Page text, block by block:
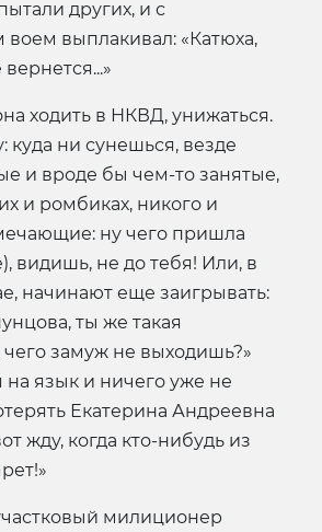
других, и с
выплакивал: «Катюха,
ходить в НКВД, унижаться.
куда ни сунешься, везде
и вроде бы чем-то занятые,
и ромбиках, никого и
ну чего пришла
видишь, не до тебя! Или, в
начинают еще заигрывать:
ты же такая
замуж не выходишь?»
на язык и ничего уже не
Екатерина Андреевна
жду, когда кто-нибудь из
милиционер